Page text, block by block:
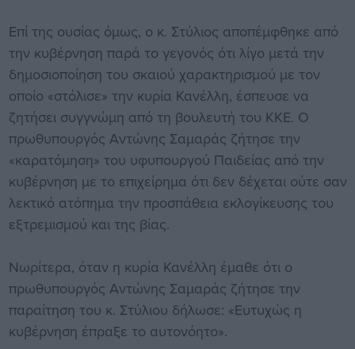
Επί της ουσίας όμως, ο κ. Στύλιος αποπέμφθηκε από
την κυβέρνηση παρά το γεγονός ότι λίγο μετά την
δημοσιοποίηση του σκαιού χαρακτηρισμού με τον
οποίο «στόλισε» την κυρία Κανέλλη, έσπευσε να
ζητήσει συγγνώμη από τη βουλευτή του ΚΚΕ. Ο
πρωθυπουργός Αντώνης Σαμαράς ζήτησε την
«καρατόμηση» του υφυπουργού Παιδείας από την
κυβέρνηση με το επιχείρημα ότι δεν δέχεται ούτε σαν
λεκτικό ατόπημα την προσπάθεια εκλογίκευσης του
εξτρεμισμού και της βίας.
Νωρίτερα, όταν η κυρία Κανέλλη έμαθε ότι ο
πρωθυπουργός Αντώνης Σαμαράς ζήτησε την
παραίτηση του κ. Στύλιου δήλωσε: «Ευτυχώς η
κυβέρνηση έπραξε το αυτονόητο».